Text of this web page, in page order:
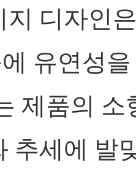
디자인
유연성
제품의 소
추세에 발